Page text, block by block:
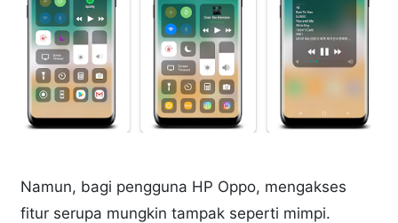
Namun, bagi pengguna HP Oppo, mengakses
fitur serupa mungkin tampak seperti mimpi.